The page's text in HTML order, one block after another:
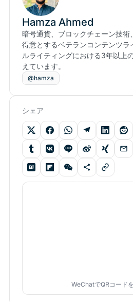
Hamza Ahmed
暗号通貨、ブロックチェーン技
得意とするベテランコンテンツラ
ルライティングにおける3年以上
えています。
@hamza
シェア
WeChatでQRコード